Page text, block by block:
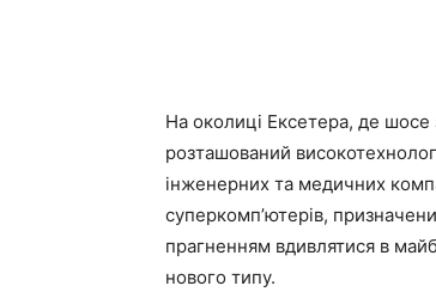
На околиці Ексетера, де
розташований
інженерних та медичних
суперкомп’ютерів,
прагненням вдивлятися в
нового типу.